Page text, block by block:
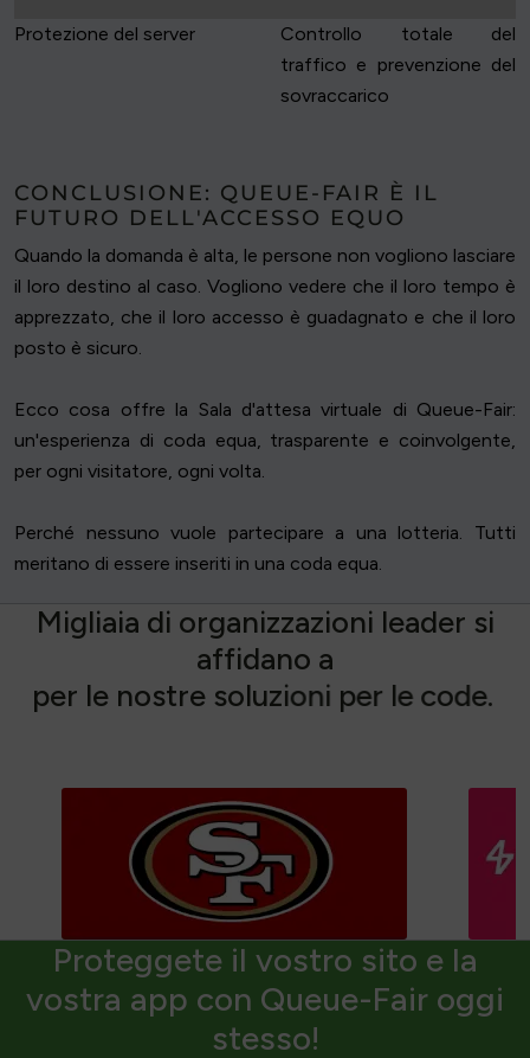
Protezione del server
Controllo totale del
traffico e prevenzione del
sovraccarico
CONCLUSIONE: QUEUE-FAIR È IL
FUTURO DELL'ACCESSO EQUO
Quando la domanda è alta, le persone non vogliono lasciare
il loro destino al caso. Vogliono vedere che il loro tempo è
apprezzato, che il loro accesso è guadagnato e che il loro
posto è sicuro.
Ecco cosa offre la Sala d'attesa virtuale di Queue-Fair:
un'esperienza di coda equa, trasparente e coinvolgente,
per ogni visitatore, ogni volta.
Perché nessuno vuole partecipare a una lotteria. Tutti
meritano di essere inseriti in una coda equa.
Migliaia di organizzazioni leader si
affidano a
per le nostre soluzioni per le code
Proteggete il vostro sito e la
vostra app con Queue-Fair oggi
stesso!